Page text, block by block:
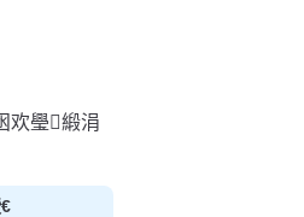
欢璺緞涓